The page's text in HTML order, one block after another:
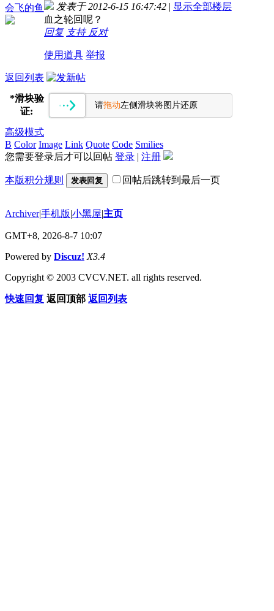
会飞的鱼 发表于 2012-6-15 16:47:42 | 显示全部楼层
血之轮回呢？
回复 支持 反对
使用道具 举报
返回列表
*滑块验
证:
请拖动左侧滑块将图片还原
高级模式
B Color Image Link Quote Code Smilies
您需要登录后才可以回帖 登录 | 注册
本版积分规则 发表回复 回帖后跳转到最后一页
Archiver|手机版|小黑屋|主页
GMT+8, 2026-8-7 10:07
Powered by Discuz! X3.4
Copyright © 2003 CVCV.NET. all rights reserved.
快速回复 返回顶部 返回列表